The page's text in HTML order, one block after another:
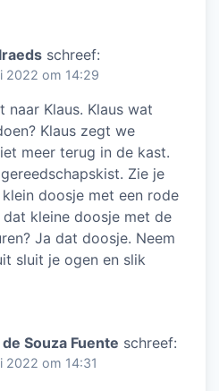
schreef:
2022 om 14:29
naar Klaus. Klaus wat
Klaus zegt we
meer terug in de kast.
Zie je
doosje met een rode
dat kleine doosje met de
Ja dat doosje. Neem
sluit je ogen en slik
Souza Fuente schreef:
2022 om 14:31